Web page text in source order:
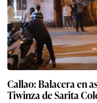
Callao: Balacera en
Tiwinza de Sarita